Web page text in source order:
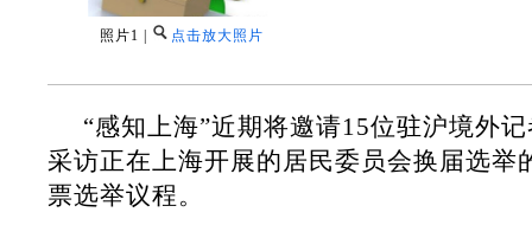
照片1 | 点击放大照片
“感知上海”近期将邀请15位驻沪境外
采访正在上海开展的居民委员会换届选举
票选举议程。